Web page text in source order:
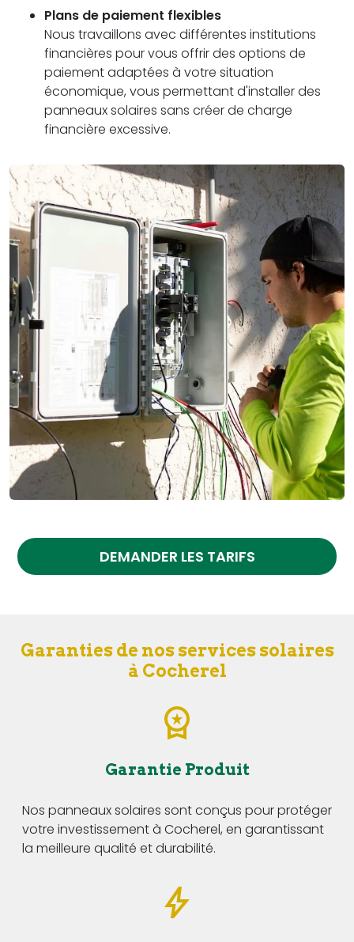
Plans de paiement flexibles
Nous travaillons avec différentes institutions
financières pour vous offrir des options de
paiement adaptées à votre situation
économique, vous permettant d'installer des
panneaux solaires sans créer de charge
financière excessive.
DEMANDER LES TARIFS
Garanties de nos services solaires
à Cocherel
Garantie Produit
Nos panneaux solaires sont conçus pour protéger
votre investissement à Cocherel, en garantissant
la meilleure qualité et durabilité.